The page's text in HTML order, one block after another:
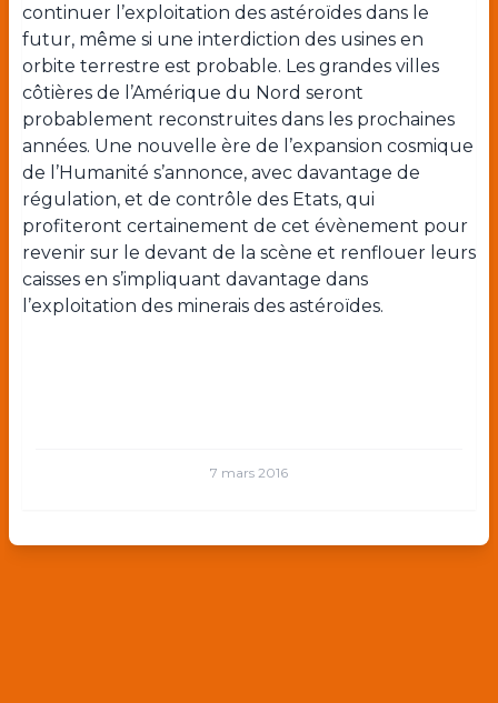
continuer l’exploitation des astéroïdes dans le
futur, même si une interdiction des usines en
orbite terrestre est probable. Les grandes villes
côtières de l’Amérique du Nord seront
probablement reconstruites dans les prochaines
années. Une nouvelle ère de l’expansion cosmique
de l’Humanité s’annonce, avec davantage de
régulation, et de contrôle des Etats, qui
profiteront certainement de cet évènement pour
revenir sur le devant de la scène et renflouer leurs
caisses en s’impliquant davantage dans
l’exploitation des minerais des astéroïdes.
7 mars 2016